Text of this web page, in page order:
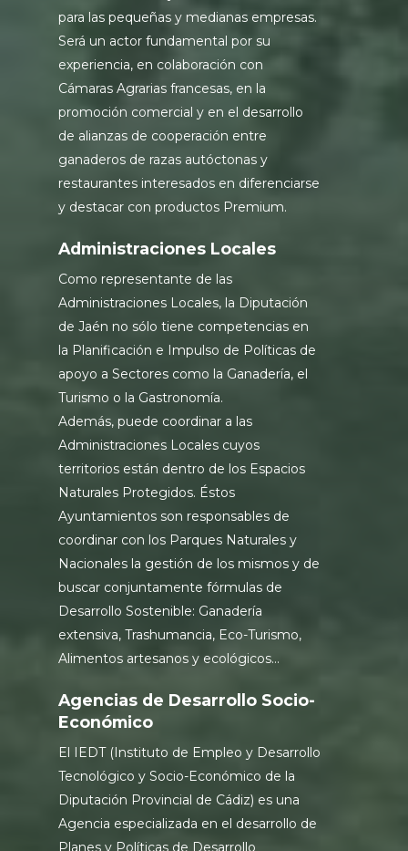
para las pequeñas y medianas empresas.
Será un actor fundamental por su
experiencia, en colaboración con
Cámaras Agrarias francesas, en la
promoción comercial y en el desarrollo
de alianzas de cooperación entre
ganaderos de razas autóctonas y
restaurantes interesados en diferenciarse
y destacar con productos Premium.
Administraciones Locales
Como representante de las
Administraciones Locales, la Diputación
de Jaén no sólo tiene competencias en
la Planificación e Impulso de Políticas de
apoyo a Sectores como la Ganadería, el
Turismo o la Gastronomía.
Además, puede coordinar a las
Administraciones Locales cuyos
territorios están dentro de los Espacios
Naturales Protegidos. Éstos
Ayuntamientos son responsables de
coordinar con los Parques Naturales y
Nacionales la gestión de los mismos y de
buscar conjuntamente fórmulas de
Desarrollo Sostenible: Ganadería
extensiva, Trashumancia, Eco-Turismo,
Alimentos artesanos y ecológicos…
Agencias de Desarrollo Socio-
Económico
El IEDT (Instituto de Empleo y Desarrollo
Tecnológico y Socio-Económico de la
Diputación Provincial de Cádiz) es una
Agencia especializada en el desarrollo de
Planes y Políticas de Desarrollo